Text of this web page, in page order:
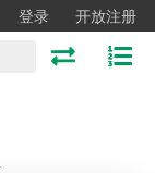
登录 开放注册